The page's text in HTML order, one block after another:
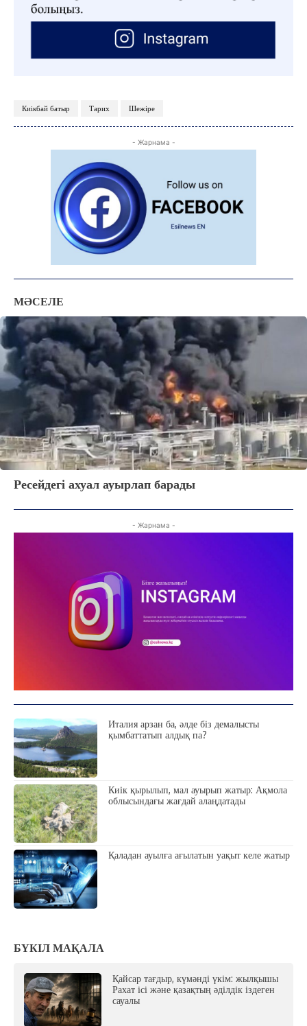
АРНАЙЫ ЖОБА
ФОТО ДӘЙЕК
Kokshetau
Жоба туралы Байланыс Жарнама
Киікбай батыр Тарих Шежіре
- Жарнама -
МӘСЕЛЕ
Ресейдегі ахуал ауырлап барады
- Жарнама -
Италия арзан ба, әлде біз демалысты
қымбаттатып алдық па?
Киік қырылып, мал ауырып жатыр: Ақмола
облысындағы жағдай алаңдатады
Қаладан ауылға ағылатын уақыт келе жатыр
БҮКІЛ МАҚАЛА
Қайсар тағдыр, күмәнді үкім: жылқышы
Рахат ісі және қазақтың әділдік іздеген
сауалы